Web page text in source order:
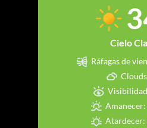
Cielo
Ráfagas de
Amanecer:
Atardecer: